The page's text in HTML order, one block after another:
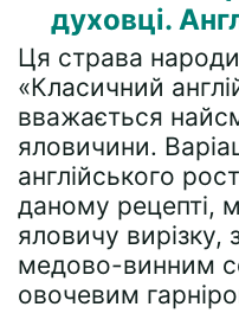
духовці.
Ця страва
«Класичний
вважається
яловичини.
англійського
даному рецепті,
яловичу вирізку,
медово-винним
овочевим